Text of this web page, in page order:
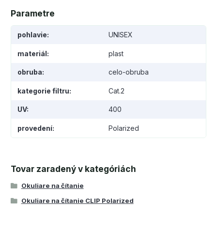
Parametre
pohlavie UNISEX
materiál plast
obruba celo-obruba
kategorie filtru Cat.2
UV 400
provedení Polarized
Tovar zaradený v kategóriách
Okuliare na čítanie
Okuliare na čítanie CLIP Polarized